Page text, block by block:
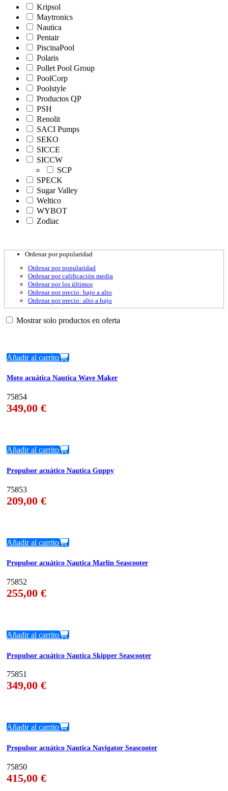
Kripsol
Maytronics
Nautica
Pentair
PiscinaPool
Polaris
Pollet Pool Group
PoolCorp
Poolstyle
Productos QP
PSH
Renolit
SACI Pumps
SEKO
SICCE
SICCW
SCP
SPECK
Sugar Valley
Weltico
WYBOT
Zodiac
Ordenar por popularidad
Ordenar por popularidad
Ordenar por calificación media
Ordenar por los últimos
Ordenar por precio: bajo a alto
Ordenar por precio: alto a bajo
Mostrar solo productos en oferta
Añadir al carrito
Moto acuática Nautica Wave Maker
75854
349,00 €
Añadir al carrito
Propulsor acuático Nautica Guppy
75853
209,00 €
Añadir al carrito
Propulsor acuático Nautica Marlin Seascooter
75852
255,00 €
Añadir al carrito
Propulsor acuático Nautica Skipper Seascooter
75851
349,00 €
Añadir al carrito
Propulsor acuático Nautica Navigator Seascooter
75850
415,00 €